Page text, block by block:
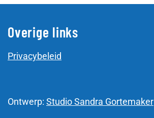
Overige links
Privacybeleid
Ontwerp: Studio Sandra Gortemaker